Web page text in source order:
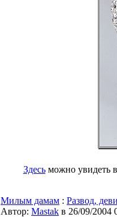
Здесьможно увидеть
Милым дамам : Развод,
Автор: Мastak в 26/09/2004